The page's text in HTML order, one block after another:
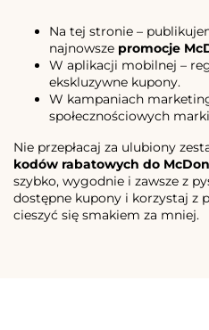
Na tej stronie –
najnowsze promocje
W aplikacji mobilnej –
ekskluzywne kupony.
W kampaniach
społecznościowych
Nie przepłacaj za ulubiony
kodów rabatowych do
szybko, wygodnie i zawsze z
dostępne kupony i korzystaj z
cieszyć się smakiem za mniej.